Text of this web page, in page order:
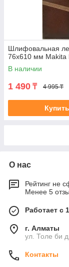
Шлифовальная
76x610 мм Makita
В наличии
1 490 ₸ 4 995 ₸
Купить
О нас
Рейтинг не
Менее 5
Работает с
г. Алматы
ул. Толе би
Контакты